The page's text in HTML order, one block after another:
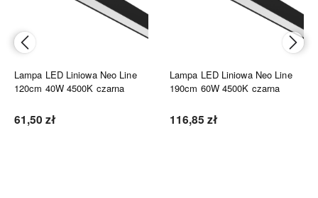
Lampa LED Liniowa Neo Line
120cm 40W 4500K czarna
61,50 zł
Lampa LED Liniowa Neo Line
190cm 60W 4500K czarna
116,85 zł